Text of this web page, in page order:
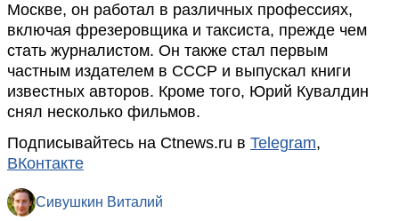
Москве, он работал в различных профессиях,
включая фрезеровщика и таксиста, прежде чем
стать журналистом. Он также стал первым
частным издателем в СССР и выпускал книги
известных авторов. Кроме того, Юрий Кувалдин
снял несколько фильмов.
Подписывайтесь на Ctnews.ru в Telegram,
ВКонтакте
Сивушкин Виталий